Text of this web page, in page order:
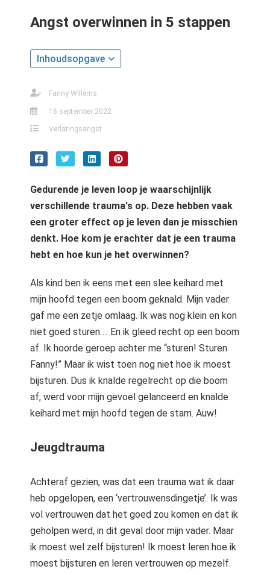
Angst overwinnen in 5 stappen
Inhoudsopgave
Fanny Willems
16 september 2022
Verlatingsangst
Gedurende je leven loop je waarschijnlijk
verschillende trauma's op. Deze hebben vaak
een groter effect op je leven dan je misschien
denkt. Hoe kom je erachter dat je een trauma
hebt en hoe kun je het overwinnen?
Als kind ben ik eens met een slee keihard met
mijn hoofd tegen een boom geknald. Mijn vader
gaf me een zetje omlaag. Ik was nog klein en kon
niet goed sturen…. En ik gleed recht op een boom
af. Ik hoorde geroep achter me “sturen! Sturen
Fanny!” Maar ik wist toen nog niet hoe ik moest
bijsturen. Dus ik knalde regelrecht op die boom
af, werd voor mijn gevoel gelanceerd en knalde
keihard met mijn hoofd tegen de stam. Auw!
Jeugdtrauma
Achteraf gezien, was dat een trauma wat ik daar
heb opgelopen, een ‘vertrouwensdingetje’. Ik was
vol vertrouwen dat het goed zou komen en dat ik
geholpen werd, in dit geval door mijn vader. Maar
ik moest wel zelf bijsturen! Ik moest leren hoe ik
moest bijsturen en leren vertrouwen op mezelf.